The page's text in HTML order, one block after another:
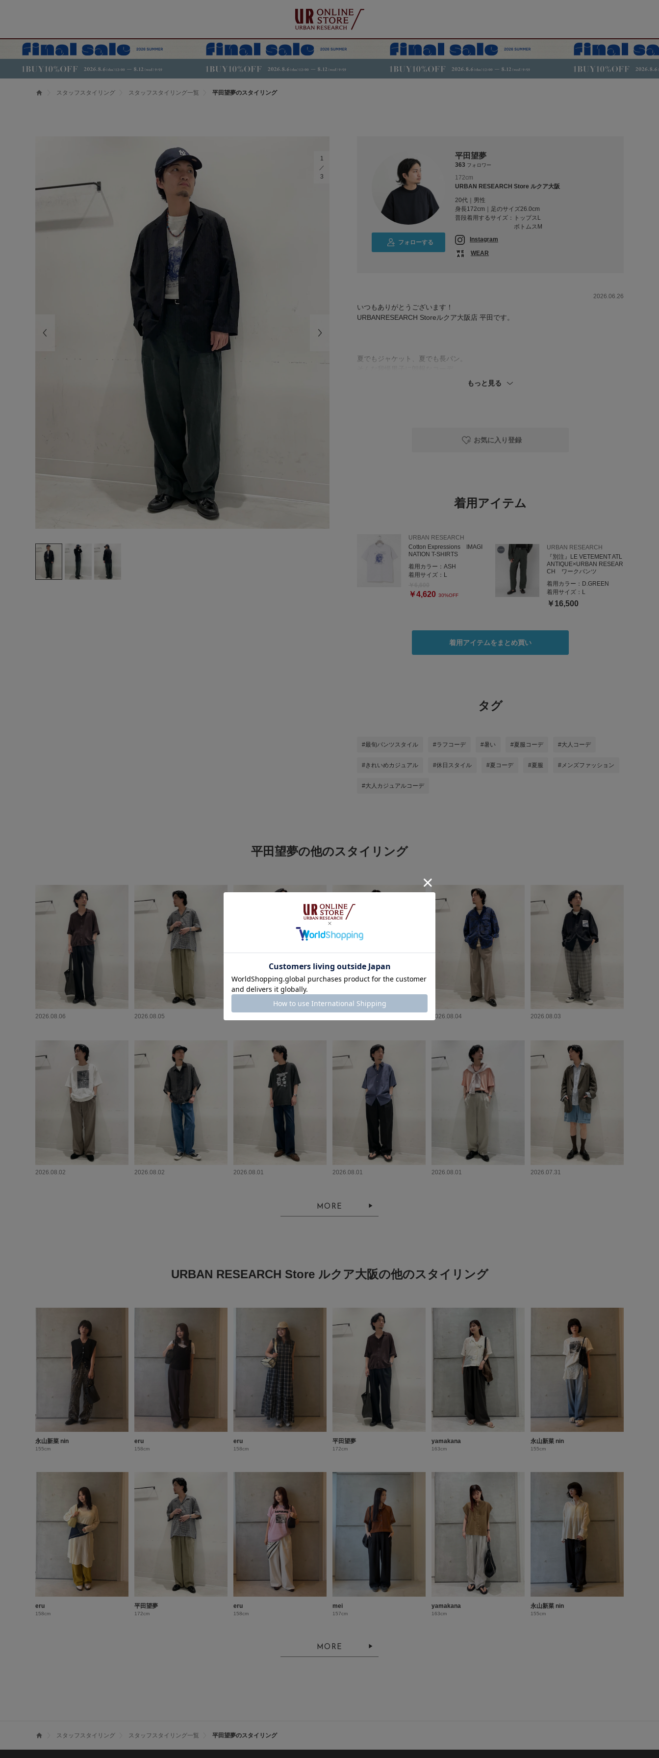
スタッフスタイリング スタッフスタイリング一覧 平田望夢のスタイリング
1
3
フォローする
平田望夢
363 フォロワー
172cm
URBAN RESEARCH Store ルクア大阪
20代｜男性
身長172cm｜足のサイズ26.0cm
普段着用するサイズ：
トップスL
ボトムスM
Instagram
WEAR
2026.06.26
いつもありがとうございます！
URBANRESEARCH Storeルクア大阪店 平田です。
夏でもジャケット、夏でも長パン。
どちらもタッチが柔らかいのはもちろんたんですが、、、カラッとしていて風通しも
○閲覧いただきありがとうございます！○
URBANRESEARCH Storeルクア大阪店
ルクア大阪7F
TEL: 06-6151-1327
もっと見る
お気に入り登録
着用アイテム
URBAN RESEARCH
Cotton Expressions IMAGI
NATION T-SHIRTS
着用カラー： ASH
着用サイズ： L
￥4,620 30%OFF
URBAN RESEARCH
『別注』LE VETEMENT ATL
ANTIQUE×URBAN RESEAR
CH ワークパンツ
着用カラー： D.GREEN
着用サイズ： L
￥16,500
着用アイテムをまとめ買い
タグ
#最旬パンツスタイル #ラフコーデ #暑い #夏服コーデ #大人コーデ
#きれいめカジュアル #休日スタイル #夏コーデ #夏服 #メンズファッション
#大人カジュアルコーデ
平田望夢の他のスタイリング
2026.08.06 2026.08.05 2026.08.04 2026.08.03
2026.08.02 2026.08.02 2026.08.01 2026.08.01 2026.08.01 2026.07.31
MORE
URBAN RESEARCH Store ルクア大阪の他のスタイリング
永山新菜 nin
155cm
eru
158cm
eru
158cm
平田望夢
172cm
yamakana
163cm
永山新菜 nin
155cm
eru
158cm
平田望夢
172cm
eru
158cm
mei
157cm
yamakana
163cm
永山新菜 nin
155cm
MORE
スタッフスタイリング スタッフスタイリング一覧 平田望夢のスタイリング